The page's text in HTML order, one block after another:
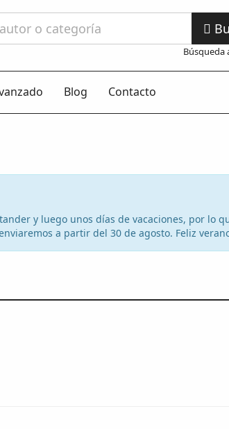
Búsqueda
Blog Contacto
y luego unos días de vacaciones, por lo
a partir del 30 de agosto. Feliz